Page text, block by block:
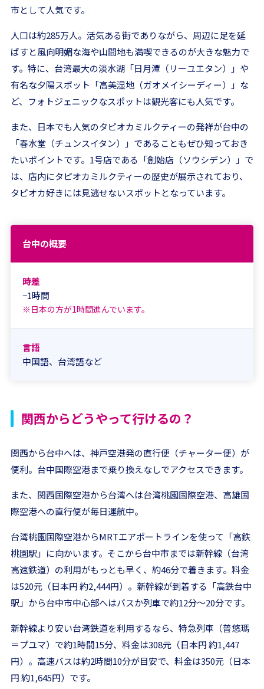
市として人気です。
人口は約285万人。活気ある街でありながら、周辺に足を延
ばすと風向明媚な海や山間地も満喫できるのが大きな魅力で
す。特に、台湾最大の淡水湖「日月潭（リーユエタン）」や
有名な夕陽スポット「高美湿地（ガオメイシーディー）」な
ど、フォトジェニックなスポットは観光客にも人気です。
また、日本でも人気のタピオカミルクティーの発祥が台中の
「春水堂（チュンスイタン）」であることもぜひ知っておき
たいポイントです。1号店である「創始店（ソウシデン）」で
は、店内にタピオカミルクティーの歴史が展示されており、
タピオカ好きには見逃せないスポットとなっています。
台中の概要
時差
−1時間
※日本の方が1時間進んでいます。
言語
中国語、台湾語など
関西からどうやって行けるの？
関西から台中へは、神戸空港発の直行便（チャーター便）が
便利。台中国際空港まで乗り換えなしでアクセスできます。
また、関西国際空港から台湾へは台湾桃園国際空港、高雄国
際空港への直行便が毎日運航中。
台湾桃園国際空港からMRTエアポートラインを使って「高鉄
桃園駅」に向かいます。そこから台中市までは新幹線（台湾
高速鉄道）の利用がもっとも早く、約46分で着きます。料金
は520元（日本円 約2,444円）。新幹線が到着する「高鉄台中
駅」から台中市中心部へはバスか列車で約12分〜20分です。
新幹線より安い台湾鉄道を利用するなら、特急列車（普悠瑪
＝プユマ）で約1時間15分、料金は308元（日本円 約1,447
円）。高速バスは約2時間10分が目安で、料金は350元（日本
円 約1,645円）です。